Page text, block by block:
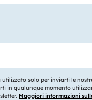
solo per inviarti le
in qualunque momento
Maggiori informazioni